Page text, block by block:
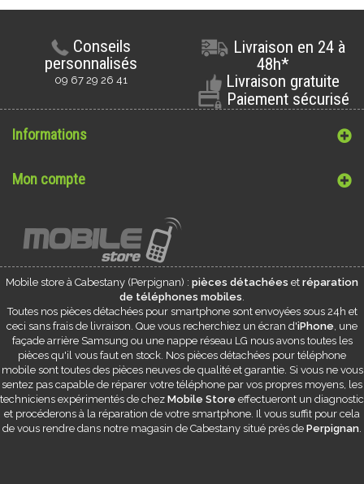
Conseils
personnalisés
09 67 29 26 41
Livraison en 24 à
48h*
Livraison gratuite
Paiement sécurisé
Informations
Mon compte
Mobile store à Cabestany (Perpignan) : pièces détachées et réparation
de téléphones mobiles.
Toutes nos pièces détachées pour smartphone sont envoyées sous 24h et
ceci sans frais de livraison. Que vous recherchiez un écran d'iPhone, une
façade arrière Samsung ou une nappe réseau LG nous avons toutes les
pièces qu'il vous faut en stock. Nos pièces détachées pour téléphone
mobile sont toutes des pièces neuves de qualité et garantie. Si vous ne vous
sentez pas capable de réparer votre téléphone par vos propres moyens, les
techniciens expérimentés de chez Mobile Store effectueront un diagnostic
et procéderons à la réparation de votre smartphone. Il vous suffit pour cela
de vous rendre dans notre magasin de Cabestany situé près de Perpignan.